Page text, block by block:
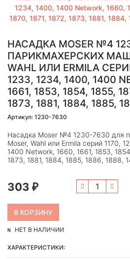
НАСАДКА MOSER №4
ПАРИКМАХЕРСКИХ
WAHL ИЛИ ERMILA
1233, 1234, 1400, 1400
1661, 1853, 1854, 1855,
1873, 1881, 1884, 1885,
Артикул: 1230-7630
Насадка Moser №4 1230-7630 для
Moser, Wahl или Ermila серий 1170,
1400 Network, 1660, 1661, 1853,
1873, 1881, 1884, 1885, 1886, 1888,
303 ₽
НЕТ В НАЛИЧИИ
ХАРАКТЕРИСТИКИ: